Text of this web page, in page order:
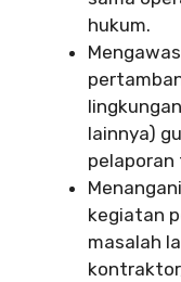
hukum.
lainnya)
kegiatan
masalah